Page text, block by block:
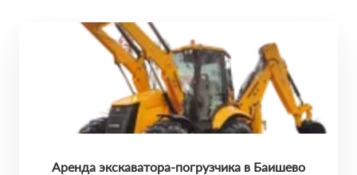
Аренда экскаватора-погрузчика в Баишево